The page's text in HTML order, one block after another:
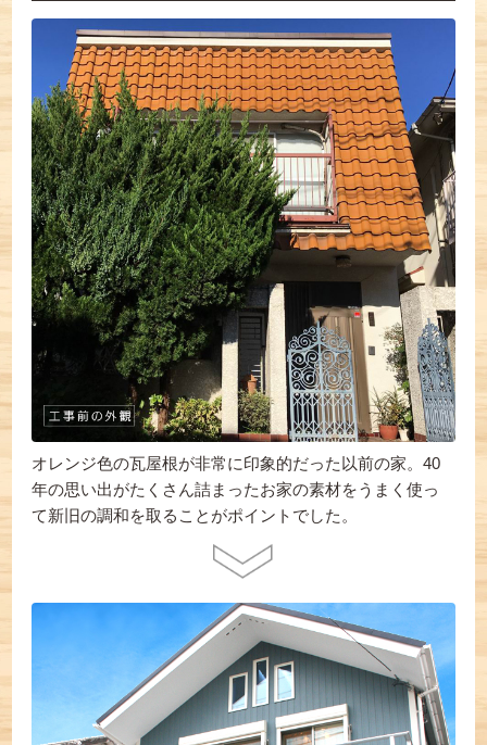
オレンジ色の瓦屋根が非常に印象的だった以前の家。40
年の思い出がたくさん詰まったお家の素材をうまく使っ
て新旧の調和を取ることがポイントでした。